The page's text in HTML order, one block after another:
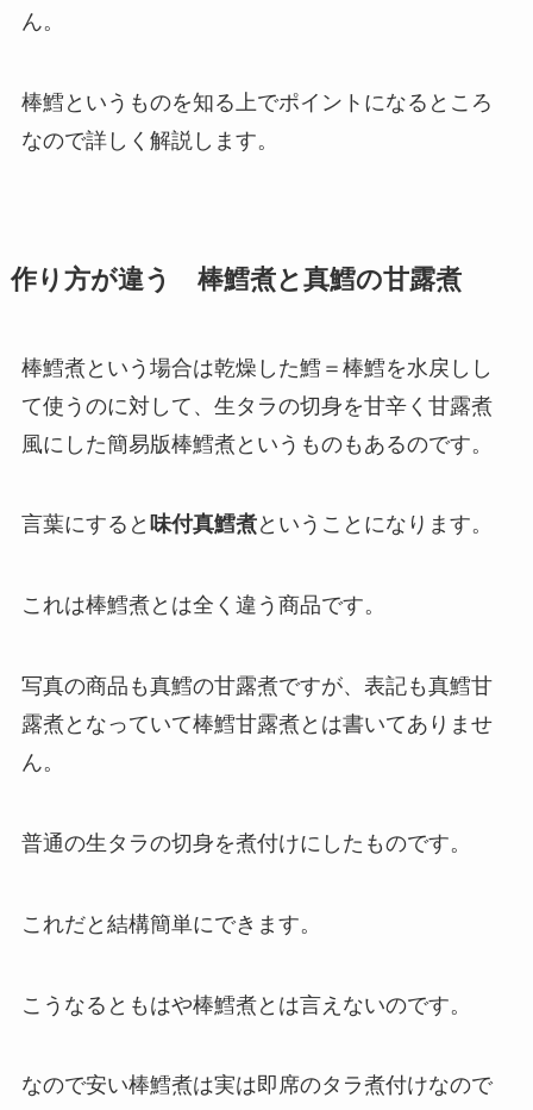
ん。
棒鱈というものを知る上でポイントになるところ
なので詳しく解説します。
作り方が違う 棒鱈煮と真鱈の甘露煮
棒鱈煮という場合は乾燥した鱈＝棒鱈を水戻しし
て使うのに対して、生タラの切身を甘辛く甘露煮
風にした簡易版棒鱈煮というものもあるのです。
言葉にすると 味付真鱈煮ということになります。
これは棒鱈煮とは全く違う商品です。
写真の商品も真鱈の甘露煮ですが、表記も真鱈甘
露煮となっていて棒鱈甘露煮とは書いてありませ
ん。
普通の生タラの切身を煮付けにしたものです。
これだと結構簡単にできます。
こうなるともはや棒鱈煮とは言えないのです。
なので安い棒鱈煮は実は即席のタラ煮付けなので